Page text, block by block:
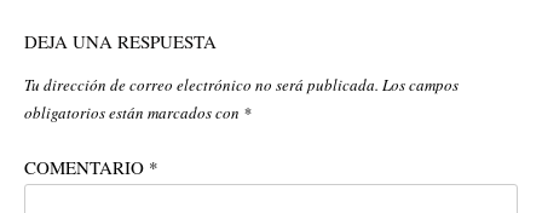
DEJA UNA RESPUESTA
Tu dirección de correo electrónico no será publicada. Los campos
obligatorios están marcados con *
COMENTARIO *